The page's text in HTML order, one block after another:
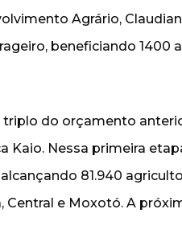
Agrário,
beneficiando 1400
triplo do orçamento
Kaio. Nessa primeira
81.940
Central e Moxotó. A